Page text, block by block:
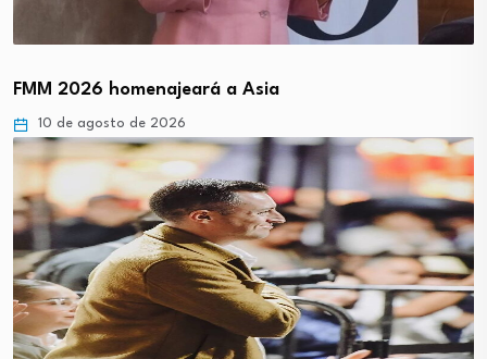
FMM 2026 homenajeará a Asia
10 de agosto de 2026